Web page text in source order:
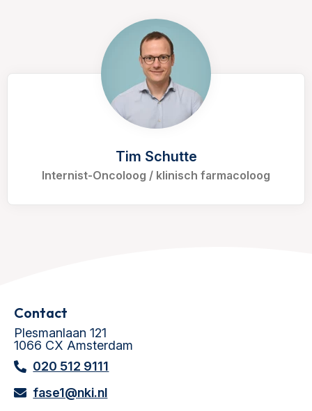
Tim Schutte
Internist-Oncoloog / klinisch farmacoloog
Contact
Plesmanlaan 121
1066 CX Amsterdam
020 512 9111
fase1@nki.nl